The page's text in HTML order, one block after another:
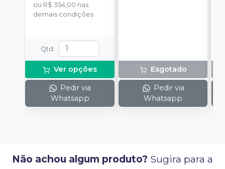
ou R$ 354,00 nas
demais condições
Qtd :
Ver opções
Pedir via
Whatsapp
Esgotado
Pedir via
Whatsapp
Não achou algum produto? Sugira para a